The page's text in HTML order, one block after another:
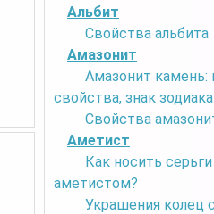
Альбит
Свойства альбита
Амазонит
Амазонит камень:
свойства, знак зодиака
Свойства
Аметист
Как носить
аметистом?
Украшения колец